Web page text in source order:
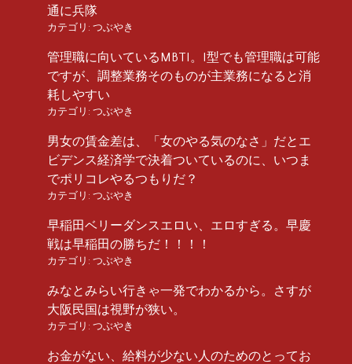
通に兵隊
カテゴリ: つぶやき
管理職に向いているMBTI。I型でも管理職は可能
ですが、調整業務そのものが主業務になると消
耗しやすい
カテゴリ: つぶやき
男女の賃金差は、「女のやる気のなさ」だとエ
ビデンス経済学で決着ついているのに、いつま
でポリコレやるつもりだ？
カテゴリ: つぶやき
早稲田ベリーダンスエロい、エロすぎる。早慶
戦は早稲田の勝ちだ！！！！
カテゴリ: つぶやき
みなとみらい行きゃ一発でわかるから。さすが
大阪民国は視野が狭い。
カテゴリ: つぶやき
お金がない、給料が少ない人のためのとってお